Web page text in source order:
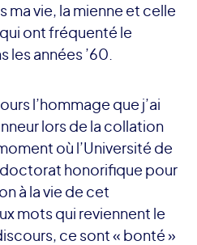
ma vie, la mienne et celle
ont fréquenté le
les années ’60.
l’hommage que j’ai
lors de la collation
où l’Université de
honorifique pour
à la vie de cet
mots qui reviennent le
ce sont « bonté »